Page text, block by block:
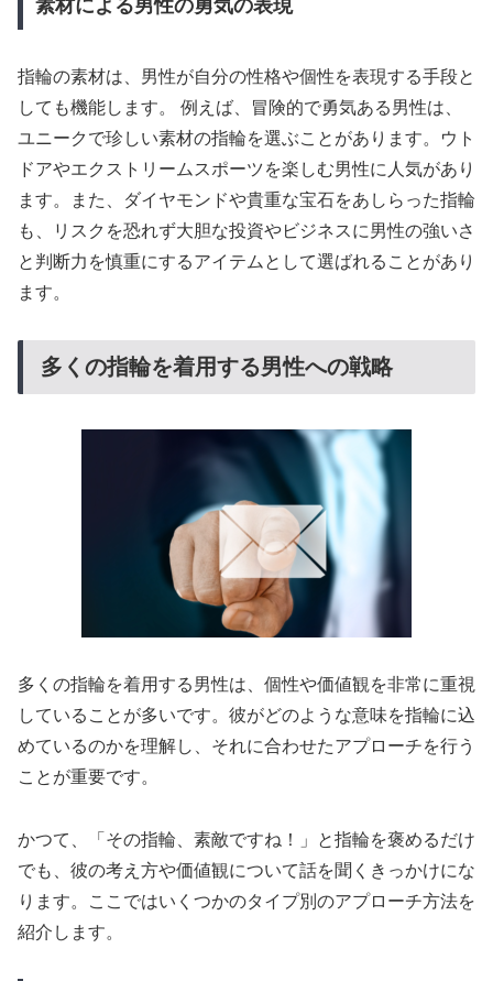
素材による男性の勇気の表現
指輪の素材は、男性が自分の性格や個性を表現する手段と
しても機能します。 例えば、冒険的で勇気ある男性は、
ユニークで珍しい素材の指輪を選ぶことがあります。ウト
ドアやエクストリームスポーツを楽しむ男性に人気があり
ます。また、ダイヤモンドや貴重な宝石をあしらった指輪
も、リスクを恐れず大胆な投資やビジネスに男性の強いさ
と判断力を慎重にするアイテムとして選ばれることがあり
ます。
多くの指輪を着用する男性への戦略
多くの指輪を着用する男性は、個性や価値観を非常に重視
していることが多いです。彼がどのような意味を指輪に込
めているのかを理解し、それに合わせたアプローチを行う
ことが重要です。
かつて、「その指輪、素敵ですね！」と指輪を褒めるだけ
でも、彼の考え方や価値観について話を聞くきっかけにな
ります。ここではいくつかのタイプ別のアプローチ方法を
紹介します。